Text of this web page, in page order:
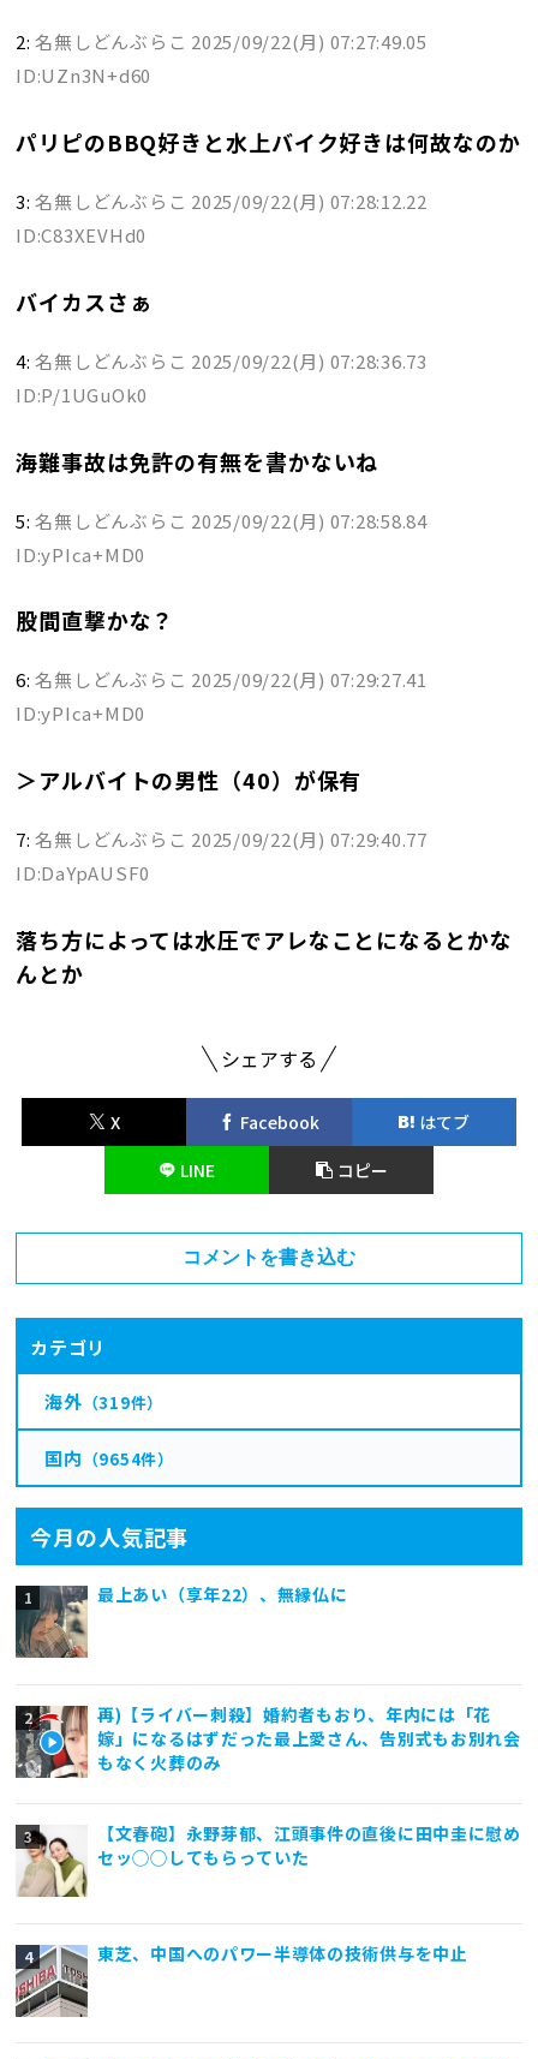
2:名無しどんぶらこ 2025/09/22(月) 07:27:49.05
ID:UZn3N+d60
パリピのBBQ好きと水上バイク好きは何故なのか
3:名無しどんぶらこ 2025/09/22(月) 07:28:12.22
ID:C83XEVHd0
バイカスさぁ
4:名無しどんぶらこ 2025/09/22(月) 07:28:36.73
ID:P/1UGuOk0
海難事故は免許の有無を書かないね
5:名無しどんぶらこ 2025/09/22(月) 07:28:58.84
ID:yPIca+MD0
股間直撃かな？
6:名無しどんぶらこ 2025/09/22(月) 07:29:27.41
ID:yPIca+MD0
＞アルバイトの男性（40）が保有
7:名無しどんぶらこ 2025/09/22(月) 07:29:40.77
ID:DaYpAUSF0
落ち方によっては水圧でアレなことになるとかな
んとか
シェアする
X Facebook
はてブ
LINE
コピー
コメントを書き込む
カテゴリ
海外 （319件）
国内 （9654件）
今月の人気記事
最上あい（享年22）、無縁仏に
再)【ライバー刺殺】婚約者もおり、年内には「花
嫁」になるはずだった最上愛さん、告別式もお別れ会
もなく火葬のみ
【文春砲】永野芽郁、江頭事件の直後に田中圭に慰め
セッ◯◯してもらっていた
東芝、中国へのパワー半導体の技術供与を中止